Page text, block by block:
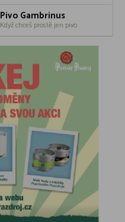
Pivo Gambrinus
Když chceš prostě jen pivo